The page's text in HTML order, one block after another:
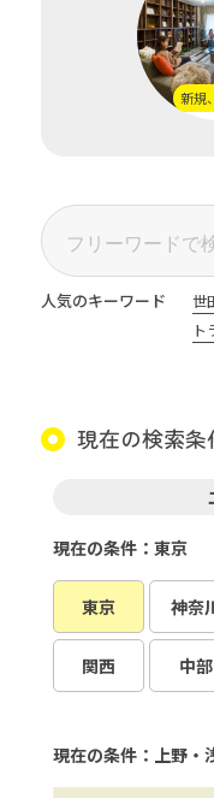
新規
人気のキーワード 世
ト
現在の検索条
東京 神奈
関西 中部
現在の条件：東京
現在の条件：上野・